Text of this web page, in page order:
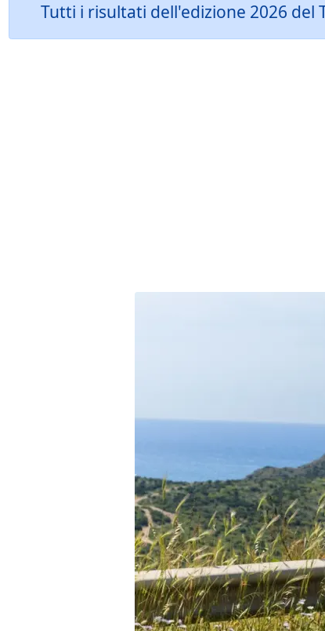
Tutti i risultati dell'edizione 2026 del